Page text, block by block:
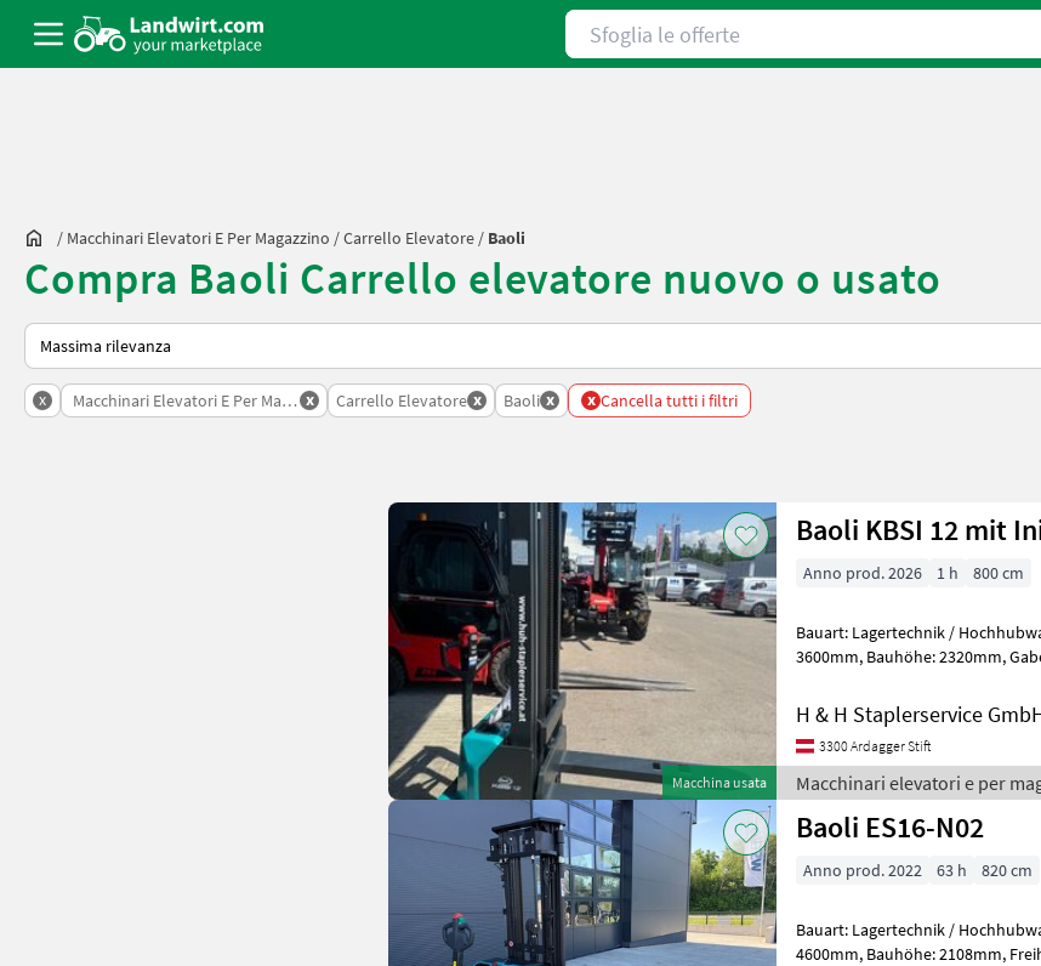
Sfoglia le offerte
/ Macchinari Elevatori E Per Magazzino /Carrello Elevatore / Baoli
Compra Baoli Carrello elevatore nuovo o usato
Ecco come viene ordinato su Landwirt.com
x Macchinari Elevatori E Per Magazzino
x Carrello Elevatore x Baoli x x Cancella tutti i filtri
Macchina usata
Baoli KBSI 12 mit
Anno prod. 2026 1 h 800 cm
Bauart: Lagertechnik / Hochhubwagen, Tragkraft: 1200kg,
3600mm, Bauhöhe: 2320mm, Gabellänge: 1150mm, Batterie: Lithium-
H & H Staplerservice
3300 Ardagger Stift
Macchinari elevatori e per
Baoli ES16-N02
Anno prod. 2022 63 h 820 cm
Bauart: Lagertechnik / Hochhubwagen, Tragkraft: 1600kg,
4600mm, Bauhöhe: 2108mm, Freihub: 1520mm, Gabellänge: 1150mm,